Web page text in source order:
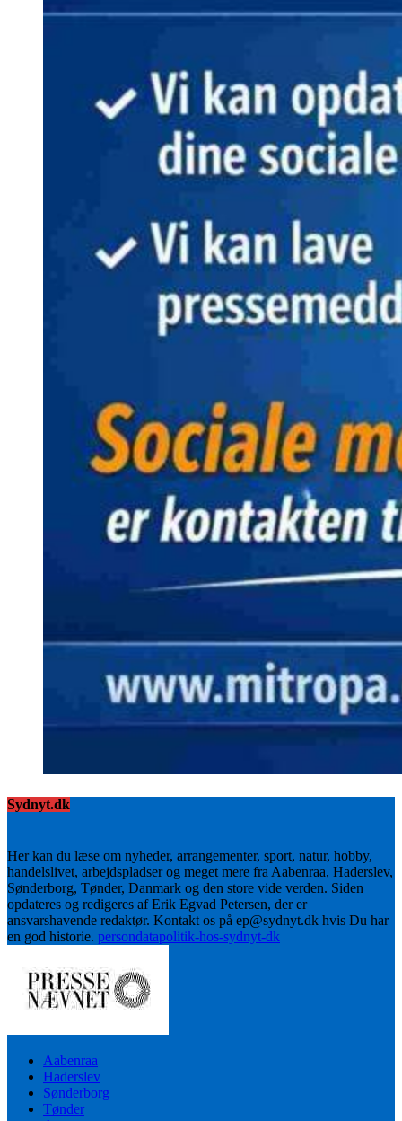
Sydnyt.dk
Her kan du læse om nyheder, arrangementer, sport, natur, hobby,
handelslivet, arbejdspladser og meget mere fra Aabenraa, Haderslev,
Sønderborg, Tønder, Danmark og den store vide verden. Siden
opdateres og redigeres af Erik Egvad Petersen, der er
ansvarshavende redaktør. Kontakt os på ep@sydnyt.dk hvis Du har
en god historie. persondatapolitik-hos-sydnyt-dk
Aabenraa
Haderslev
Sønderborg
Tønder